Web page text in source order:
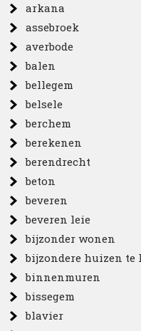
arkana
assebroek
averbode
balen
bellegem
belsele
berchem
berekenen
berendrecht
beton
beveren
beveren leie
bijzonder wonen
bijzondere huizen te
binnenmuren
bissegem
blavier